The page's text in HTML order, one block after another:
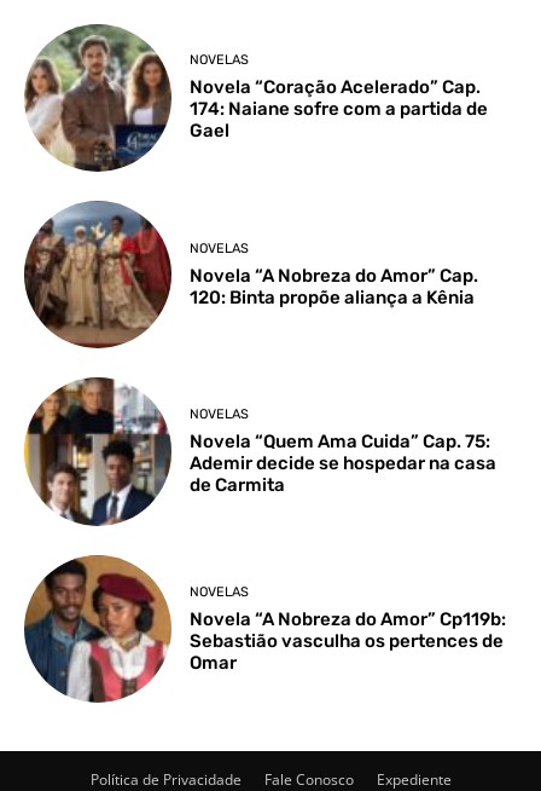
NOVELAS
Novela “Coração Acelerado” Cap.
174: Naiane sofre com a partida de
Gael
NOVELAS
Novela “A Nobreza do Amor” Cap.
120: Binta propõe aliança a Kênia
NOVELAS
Novela “Quem Ama Cuida” Cap. 75:
Ademir decide se hospedar na casa
de Carmita
NOVELAS
Novela “A Nobreza do Amor” Cp119b:
Sebastião vasculha os pertences de
Omar
Política de Privacidade Fale Conosco Expediente